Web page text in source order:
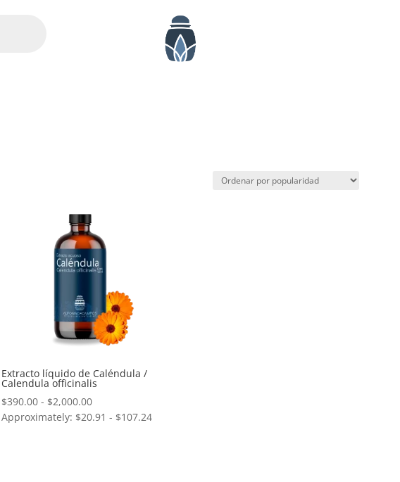
Extracto líquido de Caléndula /
Calendula officinalis
$390.00 - $2,000.00Rango
de
Approximately: $20.91 - $107.24